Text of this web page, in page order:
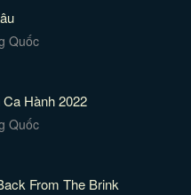
Quốc
Hành 2022
Quốc
From The Brink